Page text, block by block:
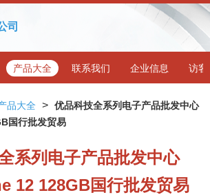
司
产品大全 联系我们 企业信息 访客
品大全 > 优品科技全系列电子产品批发中心
国行批发贸易
系列电子产品批发中心
12 128GB国行批发贸易